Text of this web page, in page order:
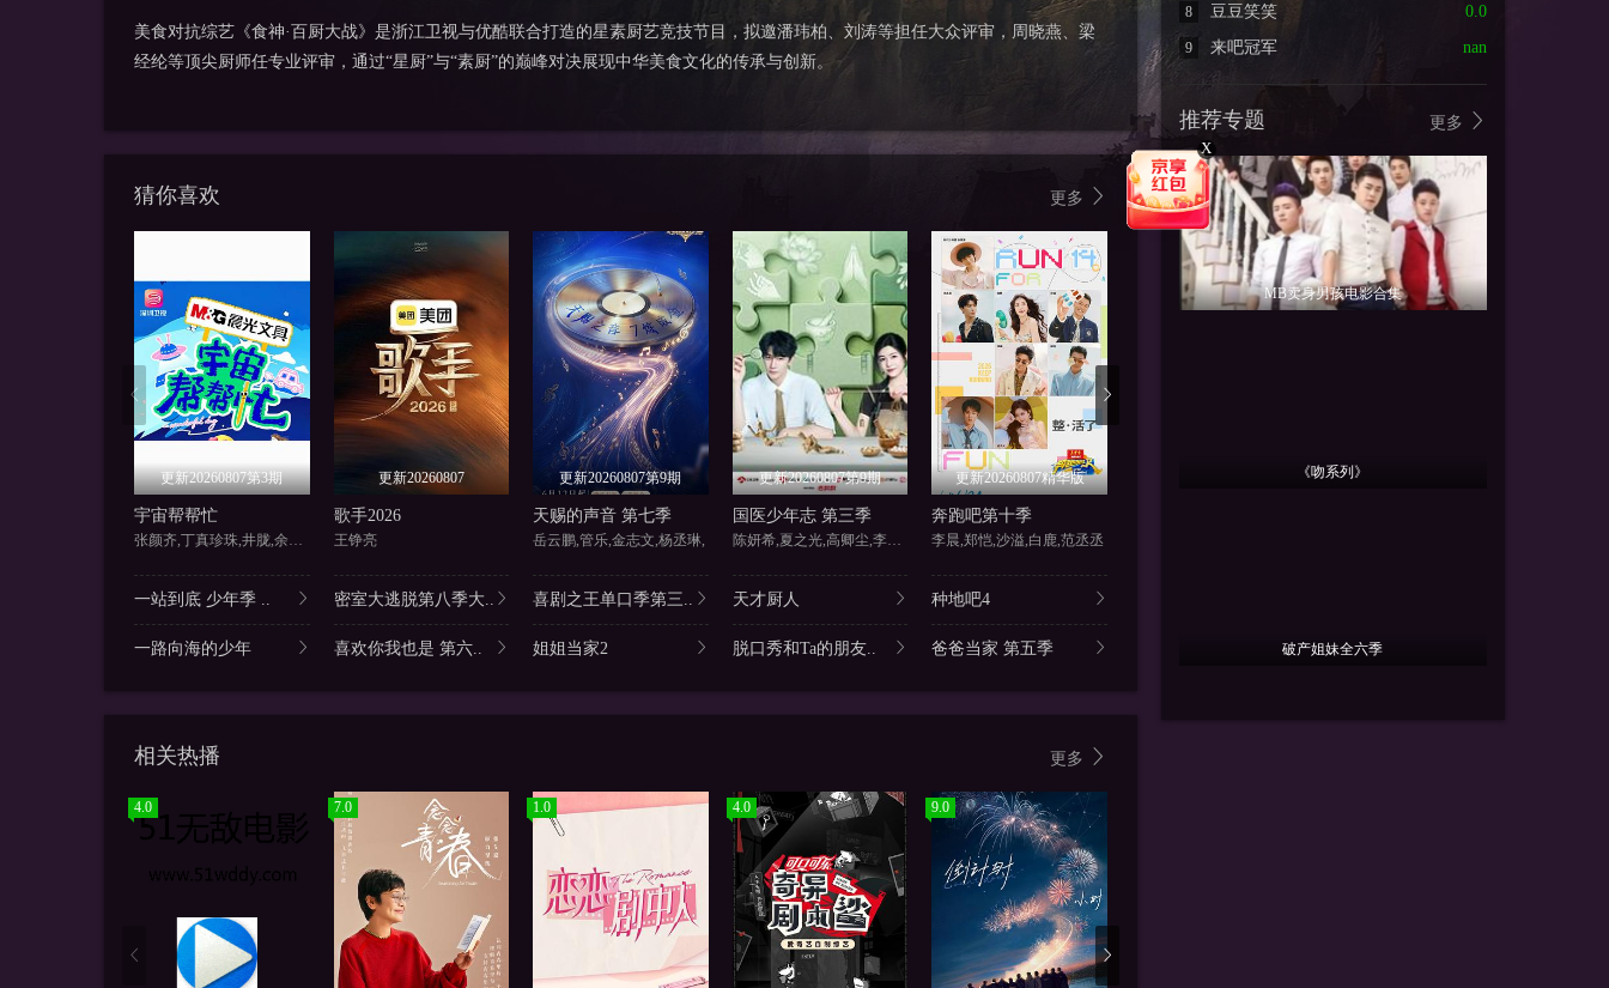
美食对抗综艺《食神·百厨大战》是浙江卫视与优酷联合打造的星素厨艺竞技节目，拟邀潘玮柏、刘涛等担任大众评审，周晓燕、梁
经纶等顶尖厨师任专业评审，通过“星厨”与“素厨”的巅峰对决展现中华美食文化的传承与创新。
更多
猜你喜欢
更新20260807第3期
宇宙帮帮忙
张颜齐,丁真珍珠,井胧,余宇涵
更新20260807
歌手2026
王铮亮
更新20260807第9期
天赐的声音 第七季
岳云鹏,管乐,金志文,杨丞琳,
更新20260807第9期
国医少年志 第三季
陈妍希,夏之光,高卿尘,李雅娟
更新20260807精华版
奔跑吧第十季
李晨,郑恺,沙溢,白鹿,范丞丞
一站到底 少年季 .. 密室大逃脱第八季大.. 喜剧之王单口季第三.. 天才厨人 种地吧4
一路向海的少年 喜欢你我也是 第六.. 姐姐当家2 脱口秀和Ta的朋友.. 爸爸当家 第五季
更多
相关热播
4.0 7.0 1.0 4.0 9.0
0.0
8
豆豆笑笑
nan
9 来吧冠军
更多
推荐专题
MB卖身男孩电影合集
《吻系列》
破产姐妹全六季
X